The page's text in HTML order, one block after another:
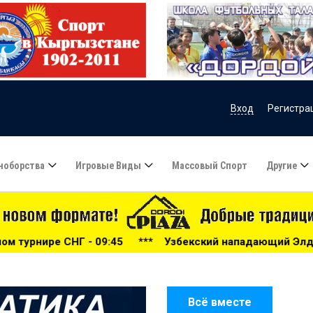
Вход
Игровые Виды Массовый Спорт Другие
***Узбекский нападающий Элдор Шомуродов
Всё вместе